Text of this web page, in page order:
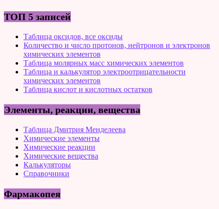
ТОП 5 записей
Таблица оксидов, все оксиды
Количество и число протонов, нейтронов и электронов
химических элементов
Таблица молярных масс химических элементов
Таблица и калькулятор электроотрицательности
химических элементов
Таблица кислот и кислотных остатков
Элементы, реакции, вещества
Таблица Дмитрия Менделеева
Химические элементы
Химические реакции
Химические вещества
Калькуляторы
Справочники
Фармакопея